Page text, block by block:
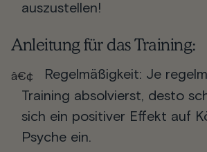
auszustellen!
Anleitung für das Training:
Regelmäßigkeit: Je
Training absolvierst, desto
sich ein positiver Effekt auf
Psyche ein.